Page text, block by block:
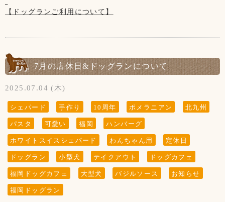
・大型犬の子はお子様(小学生以下)が苦手な為、
・小型犬の子は小さ過ぎる為、
抱っこは禁止とさせていただきます。
カフェにいない場合がございます。
以上をご理解いただきますよう
お願いいたします。
お店の門を出られたらすぐに道路がある為
大変危険です！
リードはわんちゃんにとって命綱なので
必ず着用して下さい。
お声かけさせていただいてもリードを
着用していただけない場合は
今後、当店のご利用をお断させていただく
場合がございますのでご了承下さいませ。
※ドッグランは休憩しながら、
【ドッグランご利用について】
ドッグランのご利用が無料になる件について
・ドッグランを初めてご利用の方
・久しぶりにご利用の方
は、今まで通り｢ご新規様カルテ｣の記入
よろしくお願いいたします。
【お願い】
当店では店内・テラスでのリードの着用
リードを外して大丈夫なのはわんちゃん同士の
ご挨拶が済んだ後の“ドッグラン内のみ”です。
(リードの付け外しもラン内でお願いします)
7月の店休日&ドッグランについて
2025.07.04 (木)
シェパード 手作り 10周年 ポメラニアン 北九州
パスタ 可愛い 福岡 ハンバーグ
ホワイトスイスシェパード わんちゃん用 定休日
ドッグラン 小型犬 テイクアウト ドッグカフェ
福岡ドッグカフェ 大型犬 バジルソース お知らせ
福岡ドッグラン